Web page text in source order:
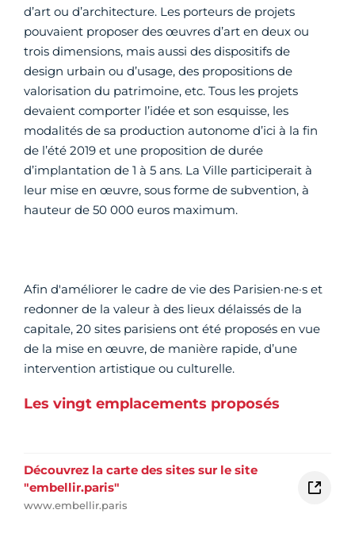
d’art ou d’architecture. Les porteurs de projets
pouvaient proposer des œuvres d’art en deux ou
trois dimensions, mais aussi des dispositifs de
design urbain ou d’usage, des propositions de
valorisation du patrimoine, etc. Tous les projets
devaient comporter l’idée et son esquisse, les
modalités de sa production autonome d’ici à la fin
de l’été 2019 et une proposition de durée
d’implantation de 1 à 5 ans. La Ville participerait à
leur mise en œuvre, sous forme de subvention, à
hauteur de 50 000 euros maximum.
Afin d'améliorer le cadre de vie des Parisien·ne·s et
redonner de la valeur à des lieux délaissés de la
capitale, 20 sites parisiens ont été proposés en vue
de la mise en œuvre, de manière rapide, d’une
intervention artistique ou culturelle.
Les vingt emplacements proposés
Découvrez la carte des sites sur le site
"embellir.paris"
www.embellir.paris